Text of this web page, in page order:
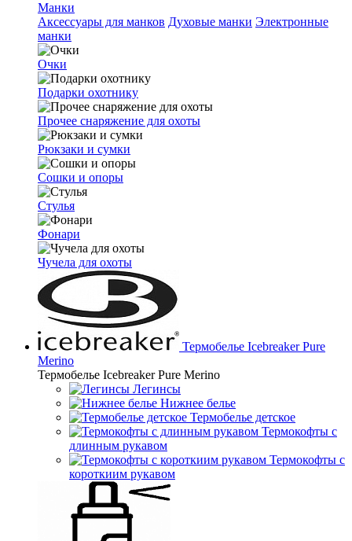
Манки
Аксессуары для манков Духовые манки Электронные
манки
Очки
Подарки охотнику
Прочее снаряжение для охоты
Рюкзаки и сумки
Сошки и опоры
Стулья
Фонари
Чучела для охоты
Термобелье Icebreaker Pure
Merino
Термобелье Icebreaker Pure Merino
Легинсы
Нижнее белье
Термобелье детское
Термокофты с
длинным рукавом
Термокофты с
короткиим рукавом